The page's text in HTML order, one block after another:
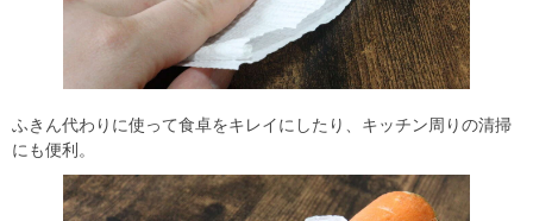
ふきん代わりに使って食卓をキレイにしたり、キッチン周りの清掃
にも便利。